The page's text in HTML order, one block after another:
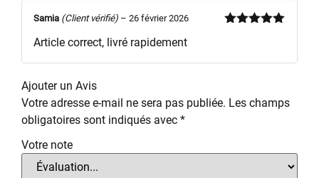
Samia (Client vérifié) – 26 février 2026
Article correct, livré rapidement
Ajouter un Avis
Votre adresse e-mail ne sera pas publiée. Les champs
obligatoires sont indiqués avec *
Votre note